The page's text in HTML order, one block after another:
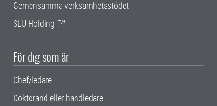
Gemensamma verksamhetsstödet
SLU Holding
För dig som är
Chef/ledare
Doktorand eller handledare